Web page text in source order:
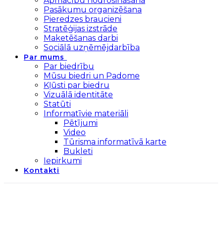
Pasākumu organizēšana
Pieredzes braucieni
Stratēģijas izstrāde
Maketēšanas darbi
Sociālā uzņēmējdarbība
Par mums
Par biedrību
Mūsu biedri un Padome
Kļūsti par biedru
Vizuālā identitāte
Statūti
Informatīvie materiāli
Pētījumi
Video
Tūrisma informatīvā karte
Bukleti
Iepirkumi
Kontakti